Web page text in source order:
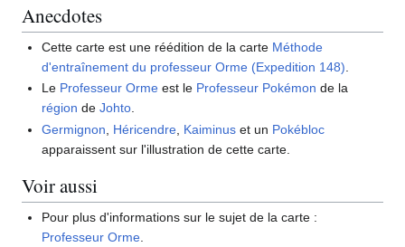
Anecdotes
Cette carte est une réédition de la carte Méthode
d'entraînement du professeur Orme (Expedition 148)
Le Professeur Orme est le Professeur Pokémon de la
région deJohto
Germignon
Héricendre Kaiminus et un Pokébloc
apparaissent sur l'illustration de cette carte.
Voir aussi
Pour plus d'informations sur le sujet de la carte :
Professeur Orme